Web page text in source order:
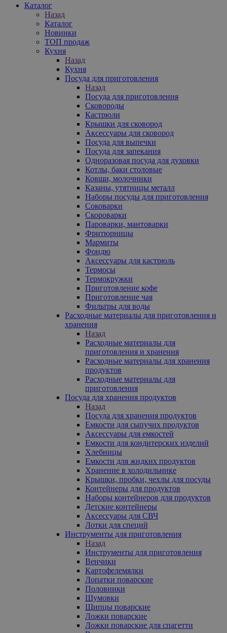
Каталог
Назад
Каталог
Новинки
ТОП продаж
Кухня
Назад
Кухня
Посуда для приготовления
Назад
Посуда для приготовления
Сковороды
Кастрюли
Крышки для сковород
Аксессуары для сковород
Посуда для выпечки
Посуда для запекания
Одноразовая посуда для духовки
Котлы, баки столовые
Ковши, молочники
Казаны, утятницы металл
Наборы посуды для приготовления
Соковарки
Скороварки
Пароварки, мантоварки
Фритюрницы
Мармиты
Фондю
Аксессуары для кастрюль
Термосы
Термокружки
Приготовление кофе
Приготовление чая
Фильтры для воды
Расходные материалы для приготовления и
хранения
Назад
Расходные материалы для
приготовления и хранения
Расходные материалы для хранения
продуктов
Расходные материалы для
приготовления
Посуда для хранения продуктов
Назад
Посуда для хранения продуктов
Емкости для сыпучих продуктов
Аксессуары для емкостей
Емкости для кондитерских изделий
Хлебницы
Емкости для жидких продуктов
Хранение в холодильнике
Крышки, пробки, чехлы для посуды
Контейнеры для продуктов
Наборы контейнеров для продуктов
Детские контейнеры
Аксессуары для СВЧ
Лотки для специй
Инструменты для приготовления
Назад
Инструменты для приготовления
Венчики
Картофелемялки
Лопатки поварские
Половники
Шумовки
Щипцы поварские
Ложки поварские
Ложки поварские для спагетти